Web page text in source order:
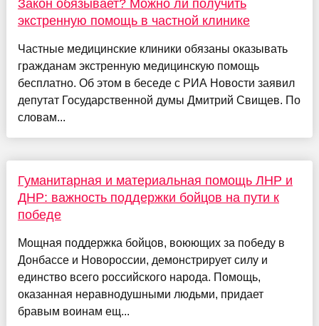
Закон обязывает? Можно ли получить
экстренную помощь в частной клинике
Частные медицинские клиники обязаны оказывать
гражданам экстренную медицинскую помощь
бесплатно. Об этом в беседе с РИА Новости заявил
депутат Государственной думы Дмитрий Свищев. По
словам...
Гуманитарная и материальная помощь ЛНР и
ДНР: важность поддержки бойцов на пути к
победе
Мощная поддержка бойцов, воюющих за победу в
Донбассе и Новороссии, демонстрирует силу и
единство всего российского народа. Помощь,
оказанная неравнодушными людьми, придает
бравым воинам ещ...